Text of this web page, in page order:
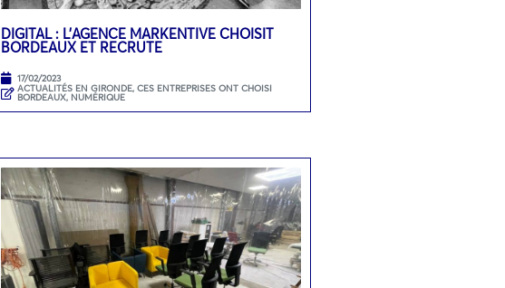
DIGITAL : L’AGENCE MARKENTIVE CHOISIT
BORDEAUX ET RECRUTE
17/02/2023
ACTUALITÉS EN GIRONDE, CES ENTREPRISES ONT CHOISI
BORDEAUX, NUMÉRIQUE